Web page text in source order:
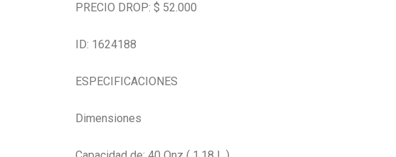
PRECIO DROP: $ 52.000
ID: 1624188
ESPECIFICACIONES
Dimensiones